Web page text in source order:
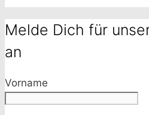
Melde Dich für
an
Vorname